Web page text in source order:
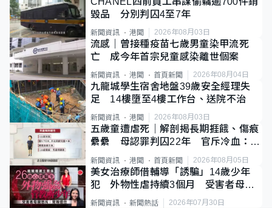
毀品 分別判囚4至7年
新聞資訊 港聞 2026年08月03日
流感｜曾接種疫苗七歲男童染甲流死
亡 成今年首宗兒童感染離世個案
新聞資訊 港聞 首頁新聞 2026年08月04日
九龍城學生宿舍地盤39歲安全經理失
足 14樓墮至4樓工作台、送院不治
新聞資訊 港聞 2026年08月03日
五歲童遭虐死｜解剖揭長期捱餓、傷痕
纍纍 母認罪判囚22年 官斥冷血：同
類案最惡劣
新聞資訊 港聞 首頁新聞 2026年08月05日
美女治療師借輔導「誘騙」14歲少年
犯 外物性虐持續3個月 受害者母：
要保護其他人
新聞資訊 新聞熱話 2026年07月30日